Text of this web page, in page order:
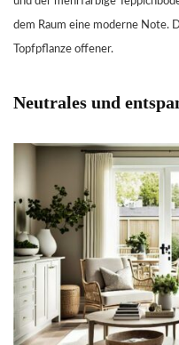
dem Raum eine moderne Note.
Topfpflanze offener.
Neutrales und